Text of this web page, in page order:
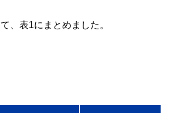
、表1にまとめました。